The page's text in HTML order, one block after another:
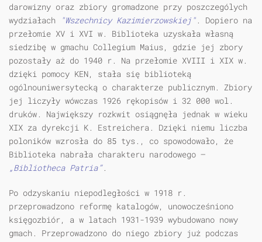
darowizny oraz zbiory gromadzone przy poszczególych
wydziałach
"Wszechnicy Kazimierzowskiej". Dopiero na
przełomie XV i XVI w. Biblioteka uzyskała własną
siedzibę w gmachu Collegium Maius, gdzie jej zbory
pozostały aż do 1940 r. Na przełomie XVIII i XIX w.
dzięki pomocy KEN, stała się biblioteką
ogólnouniwersytecką o charakterze publicznym. Zbiory
jej liczyły wówczas 1926 rękopisów i 32 000 wol.
druków. Największy rozkwit osiągnęła jednak w wieku
XIX za dyrekcji K. Estreichera. Dzięki niemu liczba
poloników wzrosła do 85 tys., co spowodowało, że
Biblioteka nabrała charakteru narodowego –
„Bibliotheca Patria”.
Po odzyskaniu niepodległości w 1918 r.
przeprowadzono reformę katalogów, unowocześniono
księgozbiór, a w latach 1931-1939 wybudowano nowy
gmach. Przeprowadzono do niego zbiory już podczas